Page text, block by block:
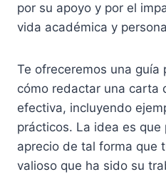
por su apoyo y por el
vida académica y
Te ofreceremos una guía
cómo redactar una carta
efectiva, incluyendo
prácticos. La idea es
aprecio de tal forma que
valioso que ha sido su